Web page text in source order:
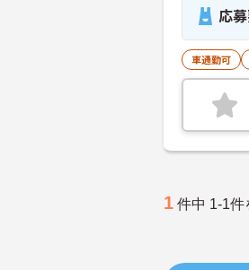
応
車通勤可
1 件中 1-1件